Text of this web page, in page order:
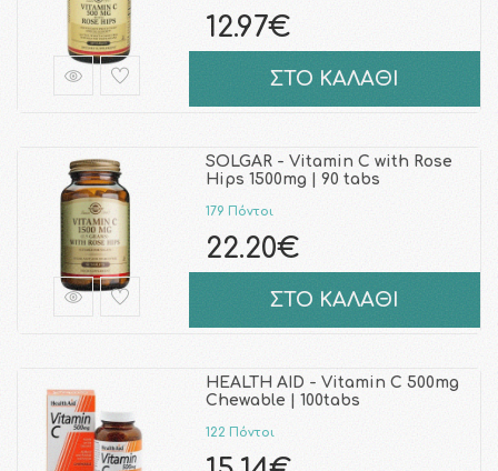
12.97€
ΣΤΟ ΚΑΛΑΘΙ
SOLGAR - Vitamin C with Rose
Hips 1500mg | 90 tabs
179 Πόντοι
22.20€
ΣΤΟ ΚΑΛΑΘΙ
HEALTH AID - Vitamin C 500mg
Chewable | 100tabs
122 Πόντοι